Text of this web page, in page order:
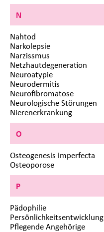
N
Nahtod
Narkolepsie
Narzissmus
Netzhautdegeneration
Neuroatypie
Neurodermitis
Neurofibromatose
Neurologische Störungen
Nierenerkrankung
O
Osteogenesis imperfecta
Osteoporose
P
Pädophilie
Persönlichkeitsentwicklung
Pflegende Angehörige